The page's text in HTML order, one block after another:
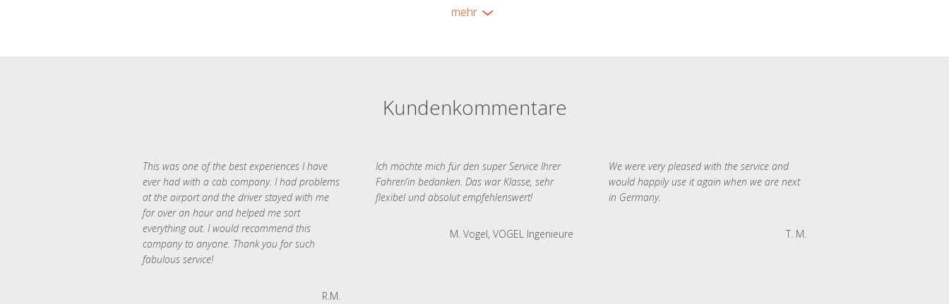
mehr
Kundenkommentare
This was one of the best experiences I have
ever had with a cab company. I had problems
at the airport and the driver stayed with me
for over an hour and helped me sort
everything out. I would recommend this
company to anyone. Thank you for such
fabulous service!
R.M.
Ich möchte mich für den super Service Ihrer
Fahrer/in bedanken. Das war Klasse, sehr
flexibel und absolut empfehlenswert!
M. Vogel, VOGEL Ingenieure
We were very pleased with the service and
would happily use it again when we are next
in Germany.
T. M.